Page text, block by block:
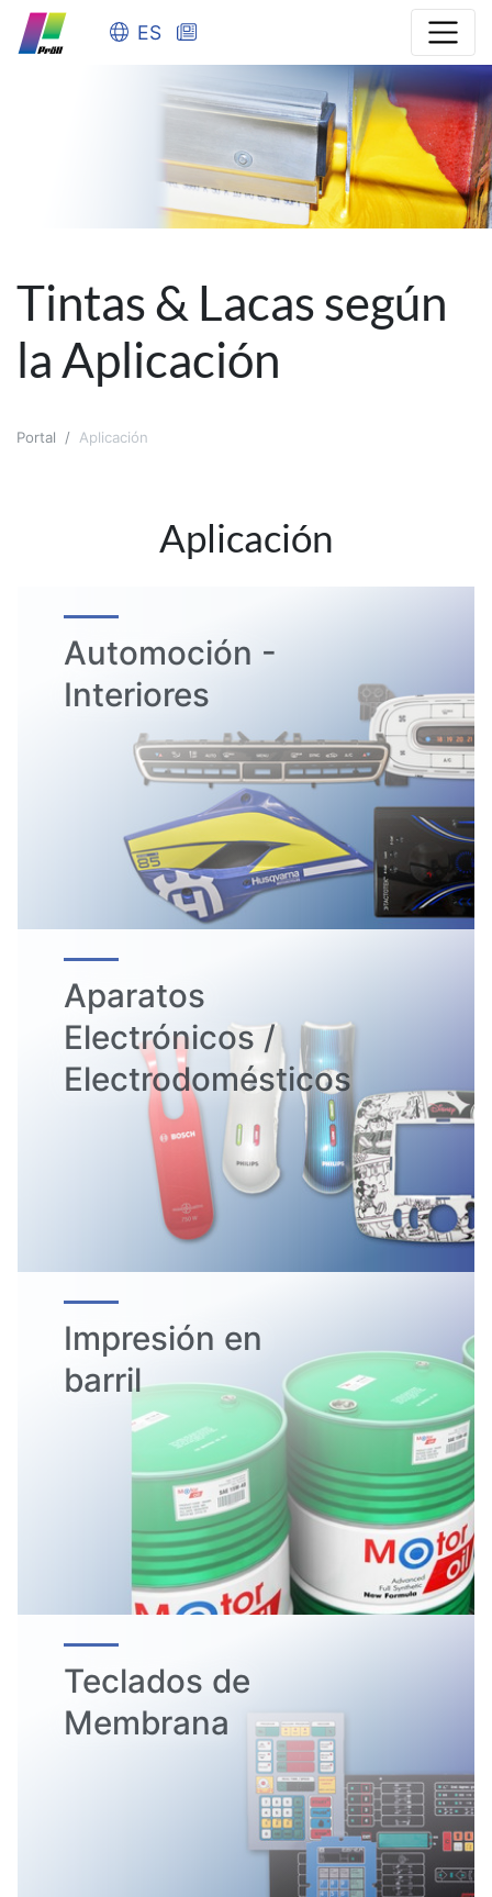
ES
Tintas & Lacas según
la Aplicación
Portal Aplicación
Aplicación
Automoción -
Interiores
Aparatos
Electrónicos /
Electrodomésticos
Impresión en
barril
Teclados de
Membrana